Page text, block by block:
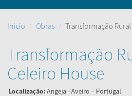
Início Obras Transformação
Transformação
Celeiro House
Localização:Angeja - Aveiro – Portugal